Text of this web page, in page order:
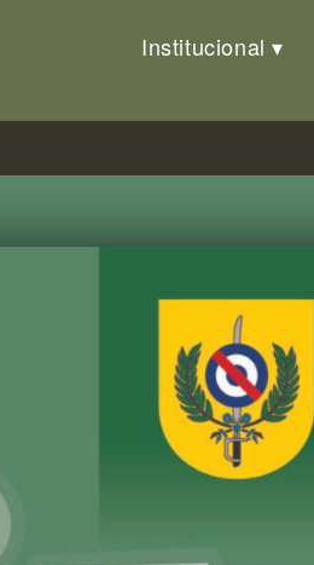
Institucional